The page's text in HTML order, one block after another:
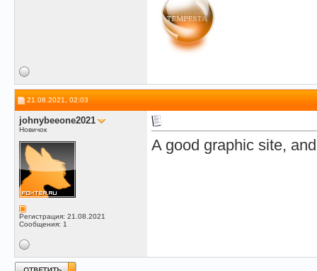
21.08.2021, 02:03
johnybeeone2021
Новичок
Регистрация: 21.08.2021
Сообщения: 1
A good graphic site,